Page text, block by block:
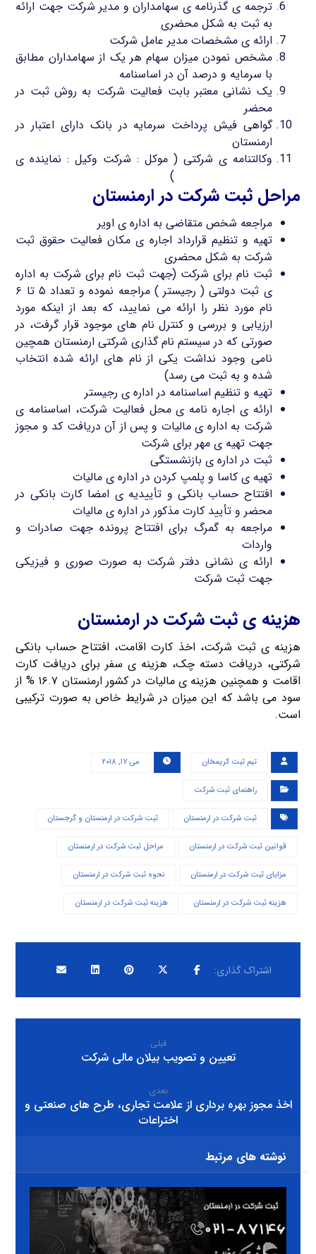
ترجمه ی گذرنامه ی سهامداران و مدیر شرکت جهت ارائه
به ثبت به شکل محضری
ارائه ی مشخصات مدیر عامل شرکت
مشخص نمودن میزان سهام هر یک از سهامداران مطابق
با سرمایه و درصد آن در اساسنامه
یک نشانی معتبر بابت فعالیت شرکت به روش ثبت در
محضر
گواهی فیش پرداخت سرمایه در بانک دارای اعتبار در
ارمنستان
وکالتنامه ی شرکتی ( موکل : شرکت وکیل : نماینده ی
ثبت شرکت کریم خان)
مراحل ثبت شرکت در ارمنستان
مراجعه شخص متقاضی به اداره ی اویر
تهیه و تنظیم قرارداد اجاره ی مکان فعالیت حقوق ثبت
شرکت به شکل محضری
ثبت نام برای شرکت (جهت ثبت نام برای شرکت به اداره
ی ثبت دولتی ( رجیستر ) مراجعه نموده و تعداد ۵ تا ۶
نام مورد نظر را ارائه می نمایید، که بعد از اینکه مورد
ارزیابی و بررسی و کنترل نام های موجود قرار گرفت، در
صورتی که در سیستم نام گذاری شرکتی ارمنستان همچین
نامی وجود نداشت یکی از نام های ارائه شده انتخاب
شده و به ثبت می رسد)
تهیه و تنظیم اساسنامه در اداره ی رجیستر
ارائه ی اجاره نامه ی محل فعالیت شرکت، اساسنامه ی
شرکت به اداره ی مالیات و پس از آن دریافت کد و مجوز
جهت تهیه ی مهر برای شرکت
ثبت در اداره ی بازنشستگی
تهیه ی کاسا و پلمپ کردن در اداره ی مالیات
افتتاح حساب بانکی و تأییدیه ی امضا کارت بانکی در
محضر و تأیید کارت مذکور در اداره ی مالیات
مراجعه به گمرگ برای افتتاح پرونده جهت صادرات و
واردات
ارائه ی نشانی دفتر شرکت به صورت صوری و فیزیکی
جهت ثبت شرکت
هزینه ی ثبت شرکت در ارمنستان
هزینه ی ثبت شرکت، اخذ کارت اقامت، افتتاح حساب بانکی
شرکتی، دریافت دسته چک، هزینه ی سفر برای دریافت کارت
اقامت و همچنین هزینه ی مالیات در کشور ارمنستان ۱۶.۷ % از
سود می باشد که این میزان در شرایط خاص به صورت ترکیبی
است.
تیم ثبت کریمخان می ۱۷, ۲۰۱۸
راهنمای ثبت شرکت
ثبت شرکت در ارمنستان ثبت شرکت در ارمنستان و گرجستان
قوانین ثبت شرکت در ارمنستان مراحل ثبت شرکت در ارمنستان
مزایای ثبت شرکت در ارمنستان نحوه ثبت شرکت در ارمنستان
هزينه ثبت شركت در ارمنستان هزینه ثبت شرکت در ارمنستان
قبلی
تعیین و تصویب بیلان مالی شرکت
بعدی
اخذ مجوز بهره برداری از علامت تجاری، طرح های صنعتی و
اختراعات
نوشته های مرتبط